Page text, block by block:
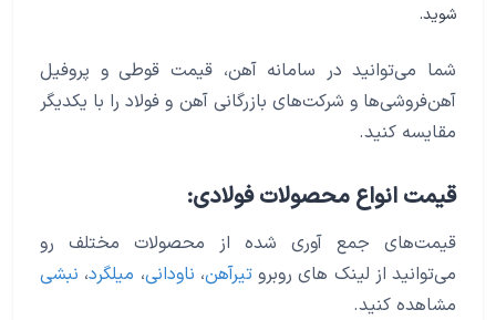
شوید.
شما می‌توانید در سامانه آهن، قیمت قوطی و پروفیل
آهن‌فروشی‌ها و شرکت‌های بازرگانی آهن و فولاد را با یکدیگر
مقایسه کنید.
قیمت انواع محصولات فولادی:
قیمت‌های جمع آوری شده از محصولات مختلف رو
می‌توانید از لینک های روبروتیرآهن، ناودانی، میلگرد، نبشی
مشاهده کنید.